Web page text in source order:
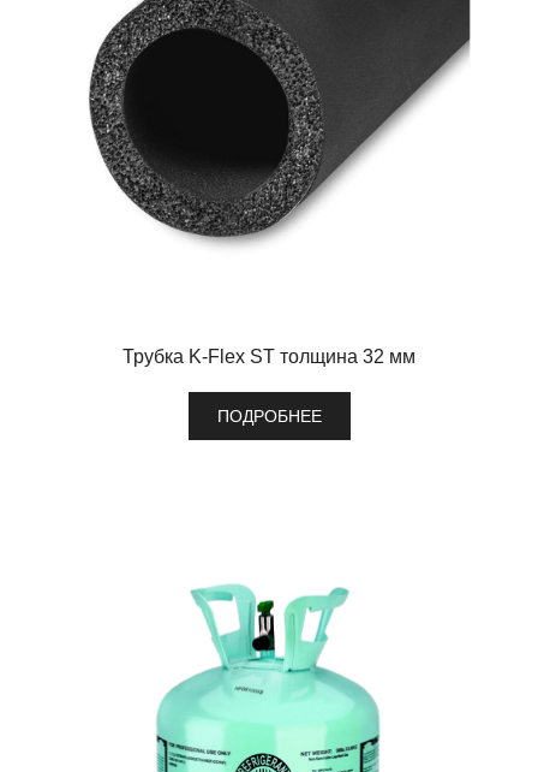
Трубка K-Flex ST толщина 32 мм
ПОДРОБНЕЕ